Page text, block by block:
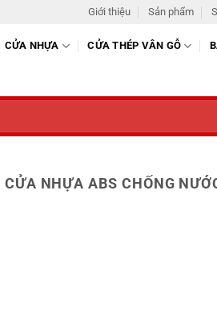
Giới thiệu Sản phẩm
CỬA NHỰA CỬA THÉP VÂN GỖ
CỬA NHỰA ABS CHỐNG